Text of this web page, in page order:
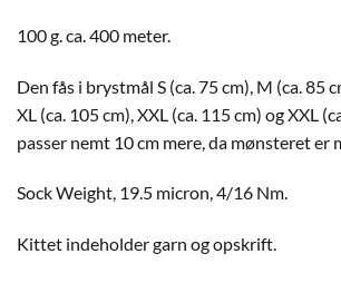
100 g. ca. 400 meter.
Den fås i brystmål S (ca. 75 cm), M (ca. 85
XL (ca. 105 cm), XXL (ca. 115 cm) og XXL
passer nemt 10 cm mere, da mønsteret er
Sock Weight, 19.5 micron, 4/16 Nm.
Kittet indeholder garn og opskrift.